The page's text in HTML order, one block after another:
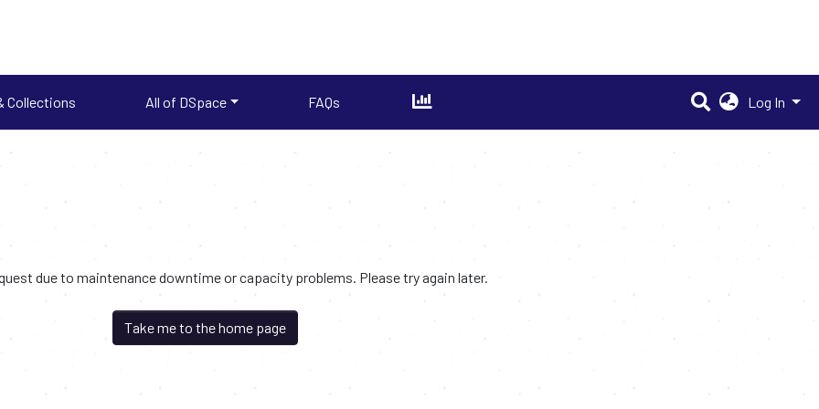
Collections All of DSpace FAQs Log In
due to maintenance downtime or capacity problems. Please try again later.
Take me to the home page